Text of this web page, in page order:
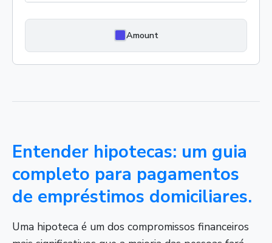
Amount
Entender hipotecas: um guia
completo para pagamentos
de empréstimos domiciliares.
Uma hipoteca é um dos compromissos financeiros